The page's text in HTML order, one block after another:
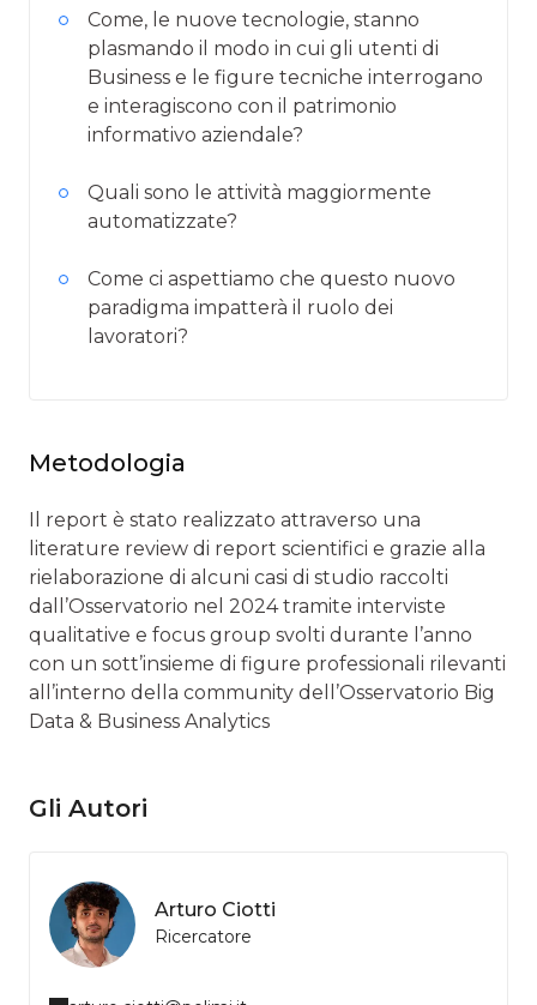
Come, le nuove tecnologie, stanno
plasmando il modo in cui gli utenti di
Business e le figure tecniche interrogano
e interagiscono con il patrimonio
informativo aziendale?
Quali sono le attività maggiormente
automatizzate?
Come ci aspettiamo che questo nuovo
paradigma impatterà il ruolo dei
lavoratori?
Metodologia
Il report è stato realizzato attraverso una
literature review di report scientifici e grazie alla
rielaborazione di alcuni casi di studio raccolti
dall’Osservatorio nel 2024 tramite interviste
qualitative e focus group svolti durante l’anno
con un sott’insieme di figure professionali rilevanti
all’interno della community dell’Osservatorio Big
Data & Business Analytics
Gli Autori
Arturo Ciotti
Ricercatore